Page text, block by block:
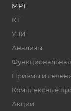
МРТ
КТ
УЗИ
Анализы
Функциональная
Приёмы и
Комплексные
Акции